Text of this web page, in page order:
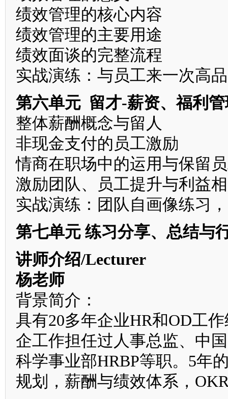
绩效管理的核心内容
绩效管理的主要用途
绩效面谈的完整流程
实战演练：与员工来一次高
第六单元 留才-薪资、福利
整体薪酬概念与留人
非现金支付的员工激励
情商在职场中的运用与保留
激励团队、员工提升与利益
实战演练：团队自画像练习
第七单元 练习分享、总结与
讲师介绍/Lecturer
杨老师
背景简介：
具有20多年企业HR和OD工
企工作担任过人事总监、中
科学事业部HRBP等职。5年
规划，薪酬与绩效体系，